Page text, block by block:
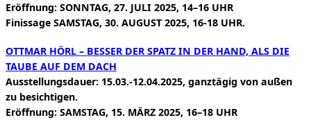
Eröffnung: SONNTAG, 27. JULI 2025, 14–16 UHR
Finissage SAMSTAG, 30. AUGUST 2025, 16-18 UHR.
OTTMAR HÖRL – BESSER DER SPATZ IN DER HAND, ALS DIE
TAUBE AUF DEM DACH
Ausstellungsdauer: 15.03.-12.04.2025, ganztägig von außen
zu besichtigen.
Eröffnung: SAMSTAG, 15. MÄRZ 2025, 16–18 UHR